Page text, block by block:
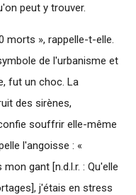
peut y trouver.
morts », rappelle-t-elle.
de l'urbanisme et
fut un choc. La
des sirènes,
souffrir elle-même
l'angoisse : «
gant [n.d.l.r. : Qu'elle
j'étais en stress